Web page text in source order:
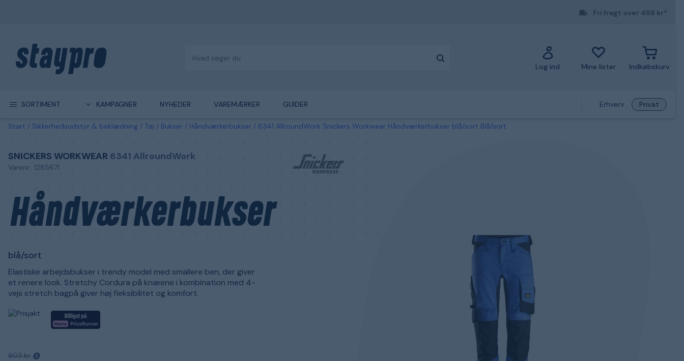
Fri fragt over 499 kr*
Log ind Mine lister Indkøbskurv
SORTIMENT KAMPAGNER NYHEDER VAREMÆRKER GUIDER Erhverv Privat
Start Sikkerhedsudstyr & beklædning Tøj Bukser Håndværkerbukser 6341 AllroundWork Snickers Workwear Håndværkerbukser blå/sort Blå/sort
SNICKERS WORKWEAR 6341 AllroundWork
Varenr.: 1285671
Håndværkerbukser
blå/sort
Elastiske arbejdsbukser i trendy model med smallere ben, der giver
et renere look. Stretchy Cordura på knæene i kombination med 4-
vejs stretch bagpå giver høj fleksibilitet og komfort.
903 kr.